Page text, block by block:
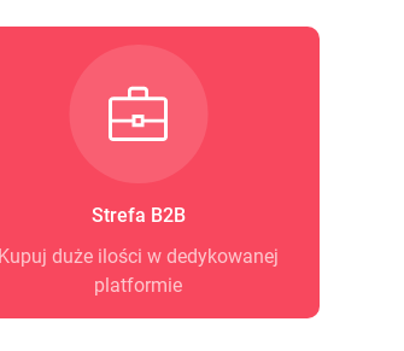
Strefa B2B
Kupuj duże ilości w dedykowanej
platformie